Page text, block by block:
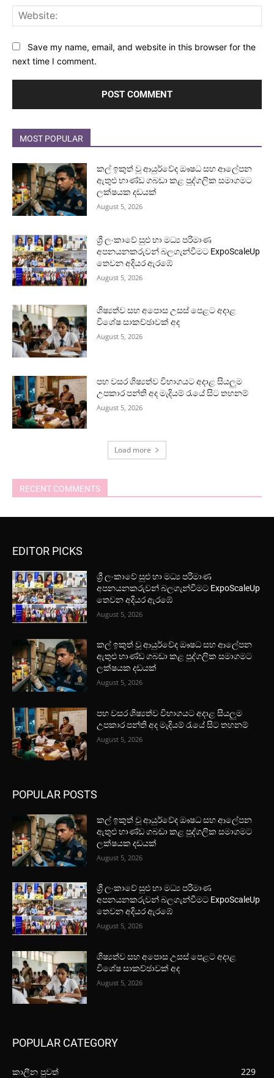
Save my name, email, and website in this browser for the
next time I comment.
MOST POPULAR
කල් ඉකුත් වූ ආයුර්වේද ඖෂධ සහ ආලේපන
ඇතුළු භාණ්ඩ ගබඩා කළ පුද්ගලික සමාගමට
ලක්ෂයක දඩයක්
August 5, 2026
ශ්‍රී ලංකාවේ සුළු හා මධ්‍ය පරිමාණ
අපනයනකරුවන් බලගැන්වීමට ExpoScaleUp
තෙවන අදියර ඇරඹේ
August 5, 2026
ශිෂ්‍යත්ව සහ අපොස උසස් පෙළට අදාළ
විශේෂ සාකච්ඡාවක් අද
August 5, 2026
පහ වසර ශිෂ්‍යත්ව විභාගයට අදාළ සියලුම
උපකාර පන්ති අද මැදියම් රැයේ සිට තහනම්
August 5, 2026
Load more
RECENT COMMENTS
EDITOR PICKS
ශ්‍රී ලංකාවේ සුළු හා මධ්‍ය පරිමාණ
අපනයනකරුවන් බලගැන්වීමට ExpoScaleUp
තෙවන අදියර ඇරඹේ
August 5, 2026
කල් ඉකුත් වූ ආයුර්වේද ඖෂධ සහ ආලේපන
ඇතුළු භාණ්ඩ ගබඩා කළ පුද්ගලික සමාගමට
ලක්ෂයක දඩයක්
August 5, 2026
පහ වසර ශිෂ්‍යත්ව විභාගයට අදාළ සියලුම
උපකාර පන්ති අද මැදියම් රැයේ සිට තහනම්
August 5, 2026
POPULAR POSTS
කල් ඉකුත් වූ ආයුර්වේද ඖෂධ සහ ආලේපන
ඇතුළු භාණ්ඩ ගබඩා කළ පුද්ගලික සමාගමට
ලක්ෂයක දඩයක්
August 5, 2026
ශ්‍රී ලංකාවේ සුළු හා මධ්‍ය පරිමාණ
අපනයනකරුවන් බලගැන්වීමට ExpoScaleUp
තෙවන අදියර ඇරඹේ
August 5, 2026
ශිෂ්‍යත්ව සහ අපොස උසස් පෙළට අදාළ
විශේෂ සාකච්ඡාවක් අද
August 5, 2026
POPULAR CATEGORY
කාලීන පුවත්
229